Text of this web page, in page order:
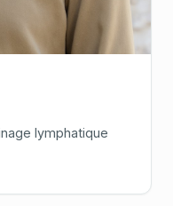
lymphatique